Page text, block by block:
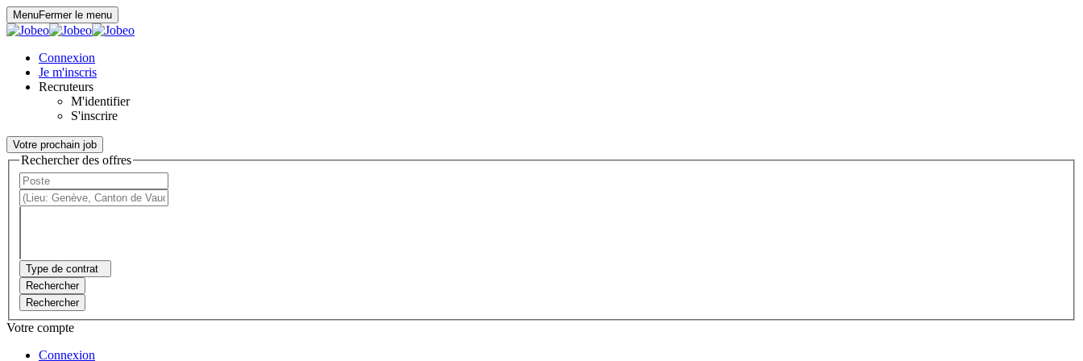
MenuFermer le menu
Connexion
Je m'inscris
Recruteurs
M'identifier
S'inscrire
Votre prochain job
Rechercher des offres
Type de contrat
Rechercher
Rechercher
Votre compte
Connexion
Panneau de gestion des cookies